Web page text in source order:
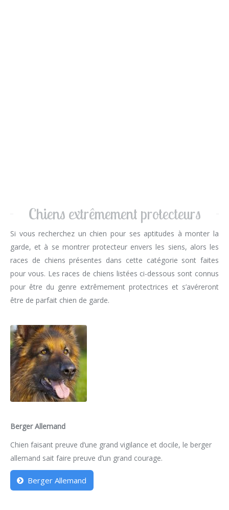
Chiens extrêmement protecteurs
Si vous recherchez un chien pour ses aptitudes à monter la
garde, et à se montrer protecteur envers les siens, alors les
races de chiens présentes dans cette catégorie sont faites
pour vous. Les races de chiens listées ci-dessous sont connus
pour être du genre extrêmement protectrices et s’avéreront
être de parfait chien de garde.
Berger Allemand
Chien faisant preuve d’une grand vigilance et docile, le berger
allemand sait faire preuve d’un grand courage.
Berger Allemand